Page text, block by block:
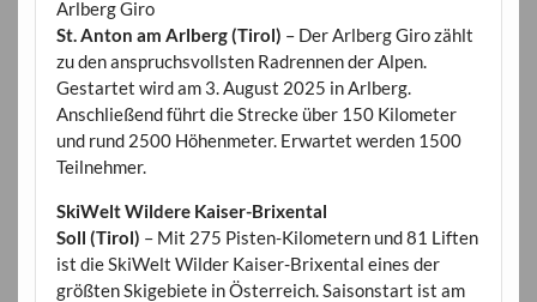
Arlberg Giro
St. Anton am Arlberg (Tirol) – Der Arlberg Giro zählt
zu den anspruchsvollsten Radrennen der Alpen.
Gestartet wird am 3. August 2025 in Arlberg.
Anschließend führt die Strecke über 150 Kilometer
und rund 2500 Höhenmeter. Erwartet werden 1500
Teilnehmer.
SkiWelt Wildere Kaiser-Brixental
Soll (Tirol) – Mit 275 Pisten-Kilometern und 81 Liften
ist die SkiWelt Wilder Kaiser-Brixental eines der
größten Skigebiete in Österreich. Saisonstart ist am